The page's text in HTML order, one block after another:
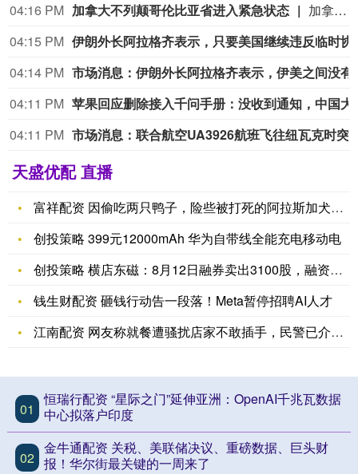
04:16 PM 加拿大不列颠哥伦比亚省进入紧急状态
加拿大不列颠哥伦比亚省政府8月8日宣布全省进入紧急状态，以应对该省多地快速蔓延的山火灾情。不列颠哥伦比亚省省长戴维·伊比在新闻发布会上表示，目前状况非常危险，火势蔓延迅速且随时发生变化。政府当前核心工作是保障生命安全和开展救援，救援人员正通过空中疏散受困民众。（CCTV国际时讯）
04:15 PM
04:14 PM
04:11 PM
04:11 PM
天盛优配 直播
富祥配资 因偷吃两只鸭子，险些被打死的阿拉斯加犬，靠近后发现
创投策略 399元12000mAh 华为自带线全能充电移动电
创投策略 横店东磁：8月12日融券卖出3100股，融资融券余
钱生财配资 砸钱行动告一段落！Meta暂停招聘AI人才
江南配资 网友称就餐遭骚扰店家不敢插手，民警已介入，律师称：
01
恒瑞行配资 “星际之门”延伸亚洲：OpenAI千兆瓦数据
中心拟落户印度
02
金牛通配资 关税、美联储决议、重磅数据、巨头财
报！华尔街最关键的一周来了